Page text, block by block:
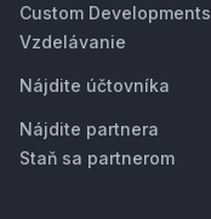
Custom Developments
Vzdelávanie
Nájdite účtovníka
Nájdite partnera
Staň sa partnerom